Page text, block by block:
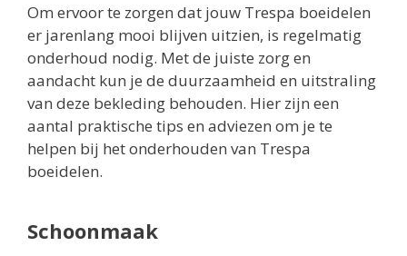
Om ervoor te zorgen dat jouw Trespa boeidelen
er jarenlang mooi blijven uitzien, is regelmatig
onderhoud nodig. Met de juiste zorg en
aandacht kun je de duurzaamheid en uitstraling
van deze bekleding behouden. Hier zijn een
aantal praktische tips en adviezen om je te
helpen bij het onderhouden van Trespa
boeidelen.
Schoonmaak